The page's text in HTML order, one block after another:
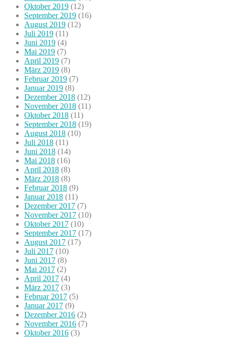
Oktober 2019 (12)
September 2019 (16)
August 2019 (12)
Juli 2019 (11)
Juni 2019 (4)
Mai 2019 (7)
April 2019 (7)
März 2019 (8)
Februar 2019 (7)
Januar 2019 (8)
Dezember 2018 (12)
November 2018 (11)
Oktober 2018 (11)
September 2018 (19)
August 2018 (10)
Juli 2018 (11)
Juni 2018 (14)
Mai 2018 (16)
April 2018 (8)
März 2018 (8)
Februar 2018 (9)
Januar 2018 (11)
Dezember 2017 (7)
November 2017 (10)
Oktober 2017 (10)
September 2017 (17)
August 2017 (17)
Juli 2017 (10)
Juni 2017 (8)
Mai 2017 (2)
April 2017 (4)
März 2017 (3)
Februar 2017 (5)
Januar 2017 (9)
Dezember 2016 (2)
November 2016 (7)
Oktober 2016 (3)